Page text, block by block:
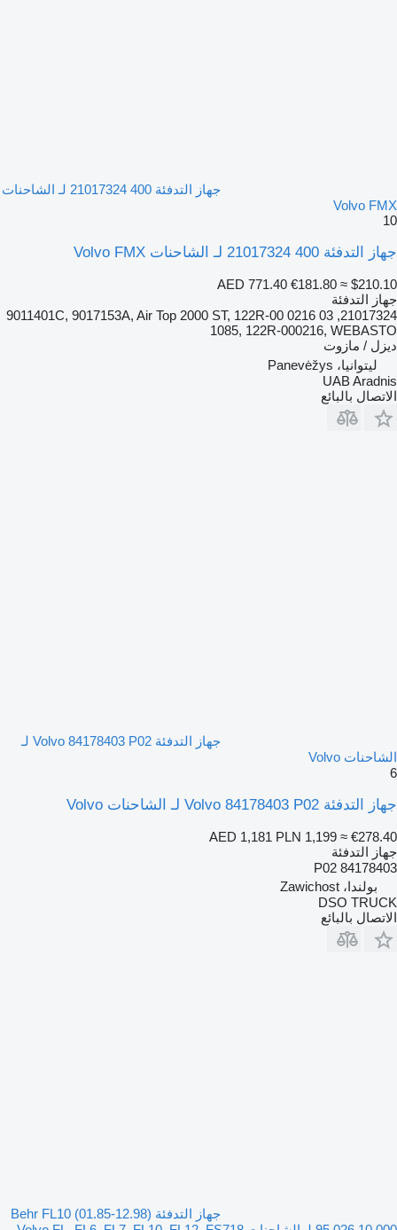
جهاز التدفئة 400 21017324 لـ الشاحنات
Volvo FMX
10
جهاز التدفئة 400 21017324 لـ الشاحنات Volvo FMX
AED 771.40 €181.80 ≈ $210.10
جهاز التدفئة
21017324, 9011401C, 9017153A, Air Top 2000 ST, 122R-00 0216 03
1085, 122R-000216, WEBASTO
ديزل / مازوت
ليتوانيا، Panevėžys
UAB Aradnis
الاتصال بالبائع
جهاز التدفئة Volvo 84178403 P02 لـ
الشاحنات Volvo
6
جهاز التدفئة Volvo 84178403 P02 لـ الشاحنات Volvo
AED 1,181 PLN 1,199 ≈ €278.40
جهاز التدفئة
84178403 P02
بولندا، Zawichost
DSO TRUCK
الاتصال بالبائع
جهاز التدفئة Behr FL10 (01.85-12.98)